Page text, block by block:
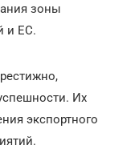
зоны
и ЕС.
Их
экспортного